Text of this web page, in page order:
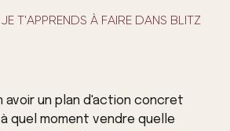
T'APPRENDS À FAIRE DANS BLITZ
avoir un plan d'action concret
quel moment vendre quelle